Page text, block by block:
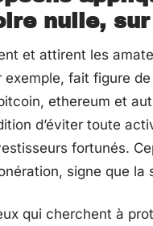
nulle,
et attirent les
fait figure
ethereum et
d’éviter toute
fortunés.
signe que
qui cherchent à